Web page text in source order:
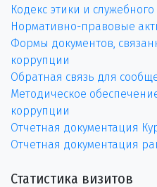
Кодекс этики и
Нормативно-правовые
Формы документов,
коррупции
Обратная связь для
Методическое
коррупции
Отчетная документация
Отчетная документация
Статистика визитов